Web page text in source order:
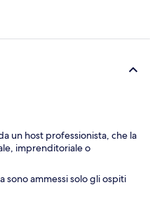
un host professionista, che la
imprenditoriale o
sono ammessi solo gli ospiti